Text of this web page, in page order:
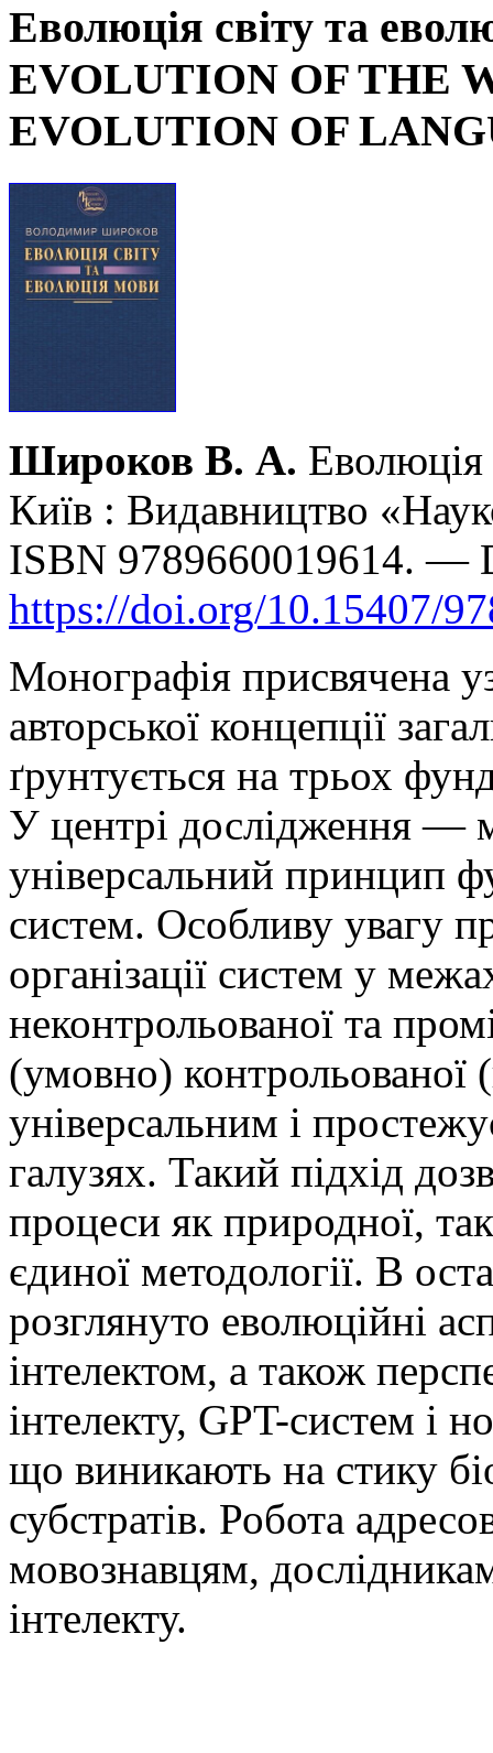
Еволюція світу та
EVOLUTION OF THE
EVOLUTION OF
Широков В. А.
Київ : Видавництво
ISBN 9789660019614. —
https://doi.org/10.15407/
Монографія присвячена
авторської концепції
ґрунтується на трьох
У центрі дослідження —
універсальний принцип
систем. Особливу увагу
організації систем у
неконтрольованої та
(умовно) контрольованої
універсальним і
галузях. Такий підхід
процеси як природної, так
єдиної методології. В
розглянуто еволюційні
інтелектом, а також
інтелекту, GPT-систем і
що виникають на стику
субстратів. Робота
мовознавцям,
інтелекту.